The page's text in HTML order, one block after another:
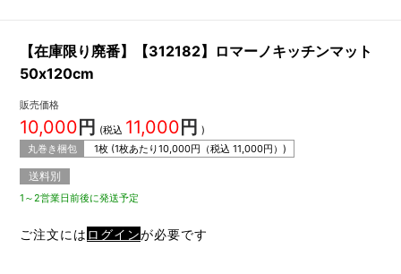
【在庫限り廃番】【312182】ロマーノキッチンマット
50x120cm
販売価格
10,000 円 (税込 11,000 円 )
丸巻き梱包
1枚 (1枚あたり10,000円（税込11,000円）)
送料別
1～2営業日前後に発送予定
ご注文には ログインが必要です